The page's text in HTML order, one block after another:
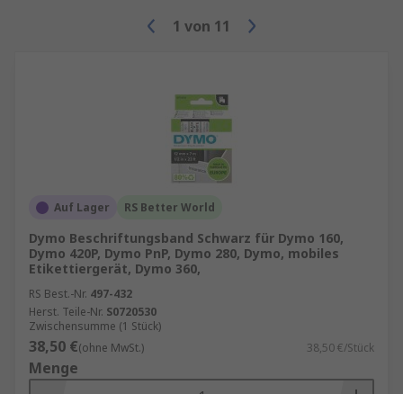
1 von 11
Auf Lager RS Better World
Dymo Beschriftungsband Schwarz für Dymo 160,
Dymo 420P, Dymo PnP, Dymo 280, Dymo, mobiles
Etikettiergerät, Dymo 360,
RS Best.-Nr. 497-432
Herst. Teile-Nr. S0720530
Zwischensumme (1 Stück)
38,50 €(ohne MwSt.) 38,50 €/Stück
Menge